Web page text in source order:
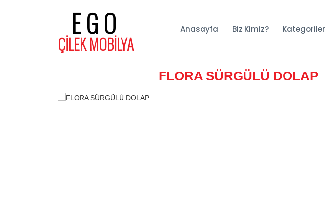
EGO
ÇİLEK MOBİLYA
Anasayfa Biz Kimiz? Kategoriler
FLORA SÜRGÜLÜ DOLAP